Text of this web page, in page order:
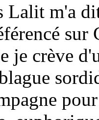
Lalit m'a
sur
je crève